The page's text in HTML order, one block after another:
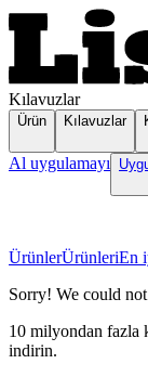
Kılavuzlar
Ürün Kılavuzlar
Al uygulamayı
ÜrünlerÜrünleriEn
Sorry! We could
10 milyondan fazla
indirin.